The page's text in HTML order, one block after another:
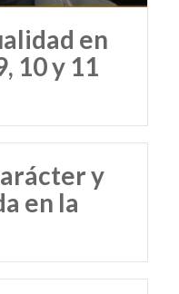
en
10 y 11
y
en la